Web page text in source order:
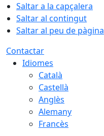
Saltar a la capçalera
Saltar al contingut
Saltar al peu de pàgina
Contactar
Idiomes
Català
Castellà
Anglès
Alemany
Francès